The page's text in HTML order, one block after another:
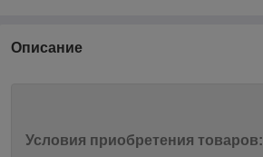
Описание
Условия приобретения товаров: